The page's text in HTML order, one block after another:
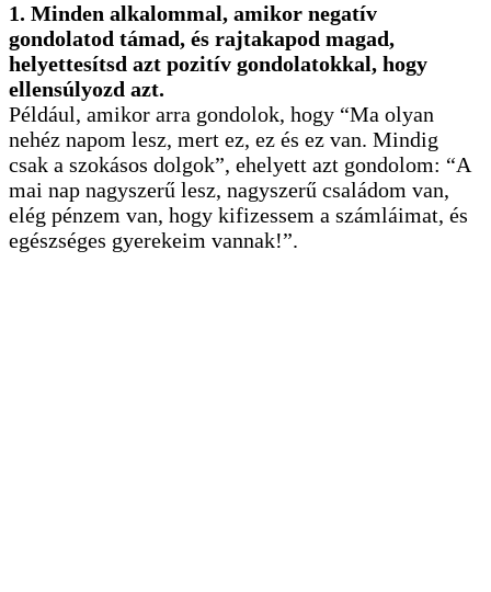
1. Minden alkalommal, amikor negatív
gondolatod támad, és rajtakapod magad,
helyettesítsd azt pozitív gondolatokkal, hogy
ellensúlyozd azt.
Például, amikor arra gondolok, hogy “Ma olyan
nehéz napom lesz, mert ez, ez és ez van. Mindig
csak a szokásos dolgok”, ehelyett azt gondolom: “A
mai nap nagyszerű lesz, nagyszerű családom van,
elég pénzem van, hogy kifizessem a számláimat, és
egészséges gyerekeim vannak!”.